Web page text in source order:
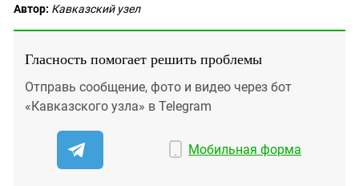
Автор: Кавказский узел
Гласность помогает решить проблемы
Отправь сообщение, фото и видео через бот
«Кавказского узла» в Telegram
Мобильная форма